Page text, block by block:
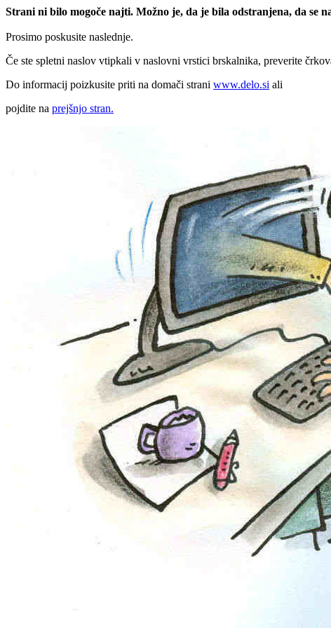
Strani ni bilo mogoče najti. Možno je, da je bila odstranjena, da se
Prosimo poskusite naslednje.
Če ste spletni naslov vtipkali v naslovni vrstici brskalnika, preverite
Do informacij poizkusite priti na domači strani www.delo.si ali
pojdite na prejšnjo stran.